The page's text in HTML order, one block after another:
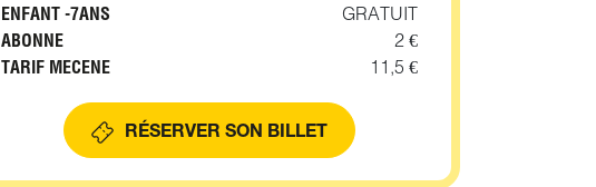
ENFANT -7ANS
GRATUIT
ABONNE
2 €
TARIF MECENE
11,5 €
RÉSERVER SON BILLET